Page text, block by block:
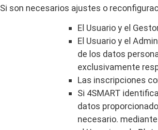
Si son necesarios ajustes o
El Usuario y el
El Usuario y el
de los datos
exclusivamente
Las inscripciones
Si 4SMART
datos
necesario.